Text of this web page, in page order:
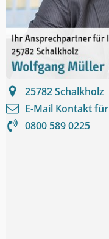
25782Schalkholz
E-Mail Kontakt für
0800 589 0225